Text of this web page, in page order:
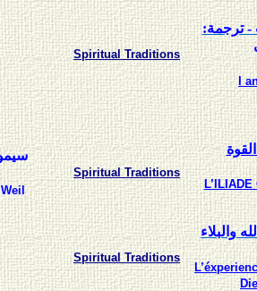
Spiritual Traditions
- ترجمة:
I
Spiritual Traditions
Spiritual Traditions
والبلاء